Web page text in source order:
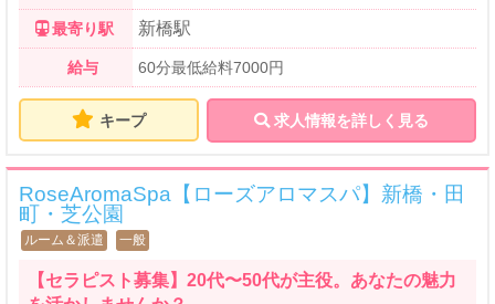
最寄り駅 新橋駅
給与 60分最低給料7000円
キープ 求人情報を詳しく見る
RoseAromaSpa【ローズアロマスパ】新橋・田
町・芝公園
ルーム＆派遣 一般
【セラピスト募集】20代〜50代が主役。あなたの魅力